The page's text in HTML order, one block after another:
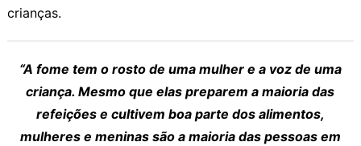
crianças.
“A fome tem o rosto de uma mulher e a voz de uma
criança. Mesmo que elas preparem a maioria das
refeições e cultivem boa parte dos alimentos,
mulheres e meninas são a maioria das pessoas em